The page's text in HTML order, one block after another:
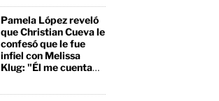
Pamela López reveló
que Christian Cueva le
confesó que le fue
infiel con Melissa
Klug: "Él me cuenta